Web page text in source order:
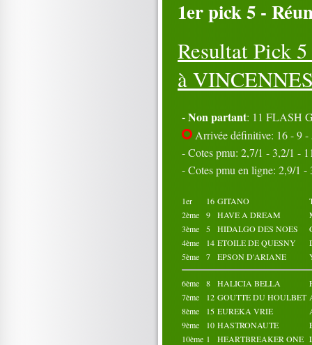
21
22 23 24
25
31
Octobre 2023
01
02 03 04
05
06
07 08 09
10
16
17 18 19
20
21
26
27 28 29
30
31
1er pick 5 -
Resultat Pick
à
- Non partant: 11 FLASH
Arrivée définitive: 16 - 9 -
- Cotes pmu: 2,7/1 - 3,2/1 -
- Cotes pmu en ligne: 2,9/1
1er 16 GITANO
2ème
9 HAVE A DREAM
3ème
5 HIDALGO DES NOES
4ème
14 ETOILE DE QUESNY
5ème
7 EPSON D'ARIANE
6ème 8 HALICIA BELLA
7ème
12 GOUTTE DU HOULBET
8ème
15 EUREKA VRIE
9ème
10 HASTRONAUTE
10ème 1 HEARTBREAKER ONE